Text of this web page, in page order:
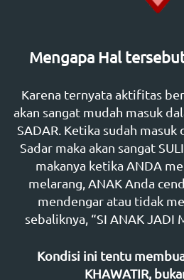
Mengapa Hal
Karena ternyata aktifitas
akan sangat mudah masuk
SADAR. Ketika sudah masuk
Sadar maka akan sangat
makanya ketika ANDA
melarang, ANAK Anda
mendengar atau tidak
sebaliknya, “SI ANAK JADI
Kondisi ini tentu
KHAWATIR,